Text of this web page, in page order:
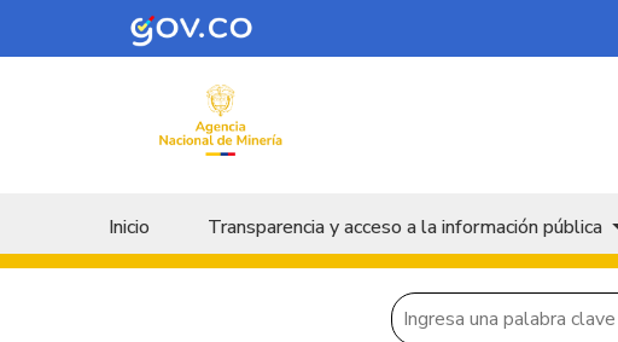
Skip to main content
Menu principal
Inicio Transparencia y acceso a la información pública